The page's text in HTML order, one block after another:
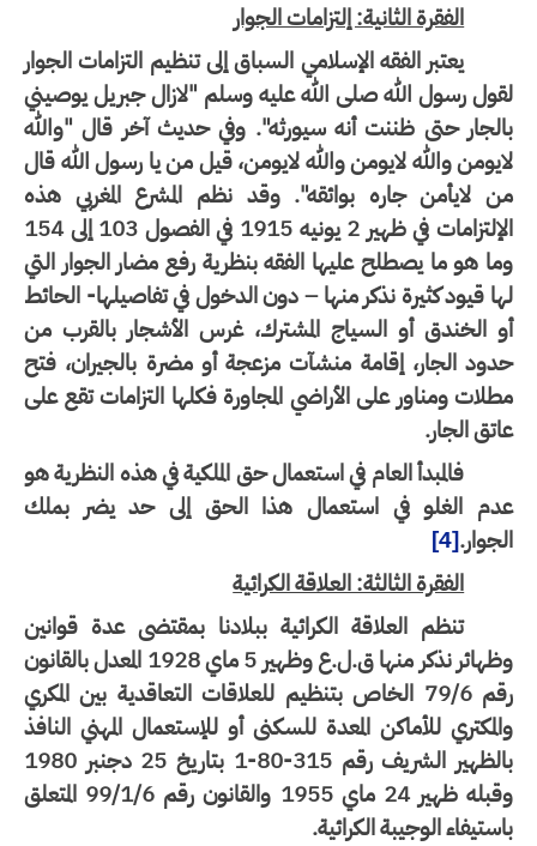
الفقرة الثانية: إلتزامات الجوار
يعتبر الفقه الإسلامي السباق إلى تنظيم التزامات الجوار
رسول الله صلى الله عليه وسلم "لازال جبريل يوصيني
حتى ظننت أنه سيورثه". وفي حديث آخر قال "والله
والله لايومن والله لايومن، قيل من يا رسول الله قال
لايأمن جاره بوائقه". وقد نظم المشرع المغربي هذه
الإلتزامات في ظهير 2 يونيه 1915 في الفصول 103 إلى 154
هو ما يصطلح عليها الفقه بنظرية رفع مضار الجوار التي
قيود كثيرة نذكر منها – دون الدخول في تفاصيلها- الحائط
الخندق أو السياج المشترك، غرس الأشجار بالقرب من
الجار، إقامة منشآت مزعجة أو مضرة بالجيران، فتح
ومناور على الأراضي المجاورة فكلها التزامات تقع على
الجار.
فالمبدأ العام في استعمال حق الملكية في هذه النظرية هو
الغلو في استعمال هذا الحق إلى حد يضر بملك
[4]
الفقرة الثالثة: العلاقة الكرائية
تنظم العلاقة الكرائية ببلادنا بمقتضى عدة قوانين
وظهائر نذكر منها ق.ل.ع وظهير 5 ماي 1928 المعدل بالقانون
رقم 79/6 الخاص بتنظيم للعلاقات التعاقدية بين المكري
للأماكن المعدة للسكنى أو للإستعمال المهني النافذ
بالظهير الشريف رقم 315-80-1 بتاريخ 25 دجنبر 1980
وقبله ظهير 24 ماي 1955 والقانون رقم 99/1/6 المتعلق
الوجيبة الكرائية.